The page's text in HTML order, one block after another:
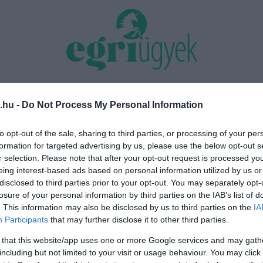
- Do Not Process My Personal Information
opt-out of the sale, sharing to third parties, or processing of your
for targeted advertising by us, please use the below opt-out
selection. Please note that after your opt-out request is processed
interest-based ads based on personal information utilized by us
to third parties prior to your opt-out. You may separately
of your personal information by third parties on the IAB’s list of
This information may also be disclosed by us to third parties on the
Participants that may further disclose it to other third parties.
that this website/app uses one or more Google services and may
but not limited to your visit or usage behaviour. You may
belvárosának legnagyobb
augusztus 12-17. között ren...
Közmédiások évekig gyűjtötték a
bizonyítékokat, belső
az...